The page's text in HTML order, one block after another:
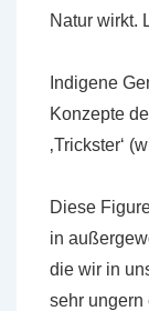
Natur wirkt.
Indigene
Konzepte
‚Trickster‘
Diese
in
die wir in
sehr ungern